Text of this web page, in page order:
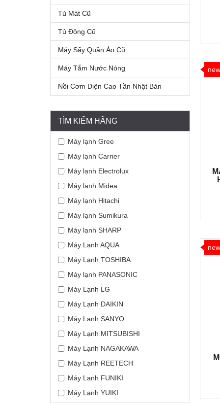
Tủ Mát Cũ
Tủ Đông Cũ
Máy Sấy Quần Áo Cũ
Máy Tắm Nước Nóng
Nồi Cơm Điện Cao Tần Nhật Bản
TÌM KIẾM HÃNG
Máy lạnh Gree
Máy lạnh Carrier
Máy lạnh Electrolux
Máy lạnh Midea
Máy lạnh Hitachi
Máy lạnh Sumikura
Máy lạnh SHARP
Máy Lạnh AQUA
Máy Lạnh TOSHIBA
Máy lạnh PANASONIC
Máy Lạnh LG
Máy Lạnh DAIKIN
Máy Lạnh SANYO
Máy Lạnh MITSUBISHI
Máy Lạnh NAGAKAWA
Máy Lạnh REETECH
Máy Lạnh FUNIKI
Máy Lạnh YUIKI
new
new